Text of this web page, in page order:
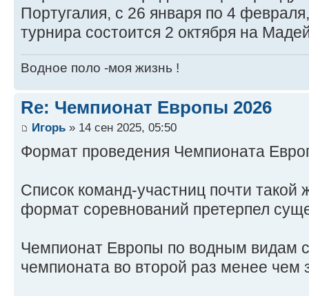
Португалия, с 26 января по 4
турнира состоится 2 октября на
Водное поло -моя жизнь !
Re: Чемпионат Европы 2026
Игорь » 14 сен 2025, 05:50
Формат проведения Чемпионата
Список команд-участниц почти такой
формат соревнований претерпел
Чемпионат Европы по водным видам
чемпионата во второй раз менее чем